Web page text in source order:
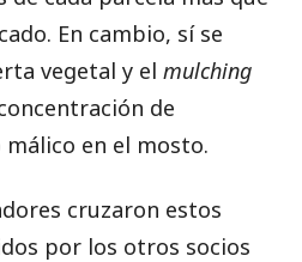
En cambio, sí se
vegetal y el mulching
de
en el mosto.
cruzaron estos
por los otros socios